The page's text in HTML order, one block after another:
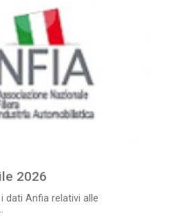
2026
dati Anfia relativi alle